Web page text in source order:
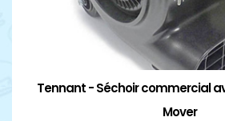
Tennant - Séchoir commercial
Mover